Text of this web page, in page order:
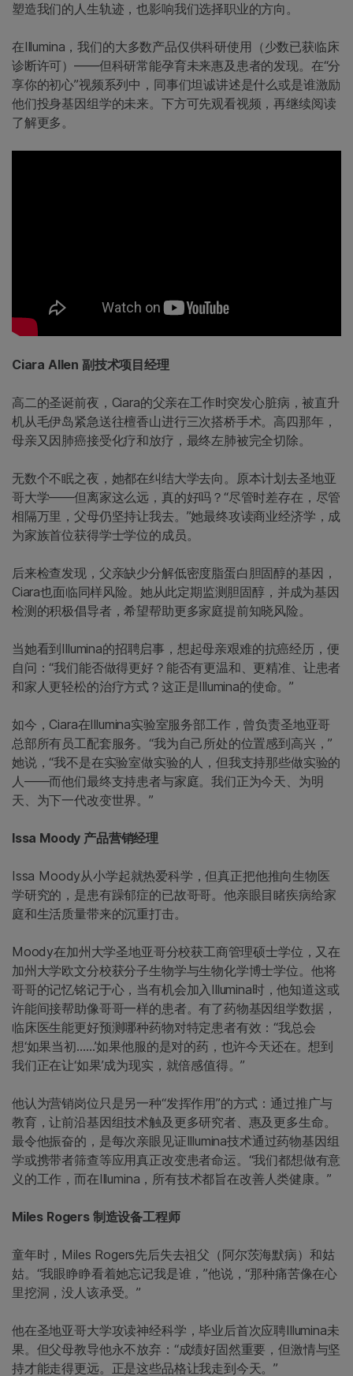
塑造我们的人生轨迹，也影响我们选择职业的方向。
在Illumina，我们的大多数产品仅供科研使用（少数已获临床
诊断许可）——但科研常能孕育未来惠及患者的发现。在“分
享你的初心”视频系列中，同事们坦诚讲述是什么或是谁激励
他们投身基因组学的未来。下方可先观看视频，再继续阅读
了解更多。
Ciara Allen 副技术项目经理
高二的圣诞前夜，Ciara的父亲在工作时突发心脏病，被直升
机从毛伊岛紧急送往檀香山进行三次搭桥手术。高四那年，
母亲又因肺癌接受化疗和放疗，最终左肺被完全切除。
无数个不眠之夜，她都在纠结大学去向。原本计划去圣地亚
哥大学——但离家这么远，真的好吗？“尽管时差存在，尽管
相隔万里，父母仍坚持让我去。”她最终攻读商业经济学，成
为家族首位获得学士学位的成员。
后来检查发现，父亲缺少分解低密度脂蛋白胆固醇的基因，
Ciara也面临同样风险。她从此定期监测胆固醇，并成为基因
检测的积极倡导者，希望帮助更多家庭提前知晓风险。
当她看到Illumina的招聘启事，想起母亲艰难的抗癌经历，便
自问：“我们能否做得更好？能否有更温和、更精准、让患者
和家人更轻松的治疗方式？这正是Illumina的使命。”
如今，Ciara在Illumina实验室服务部工作，曾负责圣地亚哥
总部所有员工配套服务。“我为自己所处的位置感到高兴，”
她说，“我不是在实验室做实验的人，但我支持那些做实验的
人——而他们最终支持患者与家庭。我们正为今天、为明
天、为下一代改变世界。”
Issa Moody 产品营销经理
Issa Moody从小学起就热爱科学，但真正把他推向生物医
学研究的，是患有躁郁症的已故哥哥。他亲眼目睹疾病给家
庭和生活质量带来的沉重打击。
Moody在加州大学圣地亚哥分校获工商管理硕士学位，又在
加州大学欧文分校获分子生物学与生物化学博士学位。他将
哥哥的记忆铭记于心，当有机会加入Illumina时，他知道这或
许能间接帮助像哥哥一样的患者。有了药物基因组学数据，
临床医生能更好预测哪种药物对特定患者有效：“我总会
想‘如果当初……’如果他服的是对的药，也许今天还在。想到
我们正在让‘如果’成为现实，就倍感值得。”
他认为营销岗位只是另一种“发挥作用”的方式：通过推广与
教育，让前沿基因组技术触及更多研究者、惠及更多生命。
最令他振奋的，是每次亲眼见证Illumina技术通过药物基因组
学或携带者筛查等应用真正改变患者命运。“我们都想做有意
义的工作，而在Illumina，所有技术都旨在改善人类健康。”
Miles Rogers 制造设备工程师
童年时，Miles Rogers先后失去祖父（阿尔茨海默病）和姑
姑。“我眼睁睁看着她忘记我是谁，”他说，“那种痛苦像在心
里挖洞，没人该承受。”
他在圣地亚哥大学攻读神经科学，毕业后首次应聘Illumina未
果。但父母教导他永不放弃：“成绩好固然重要，但激情与坚
持才能走得更远。正是这些品格让我走到今天。”